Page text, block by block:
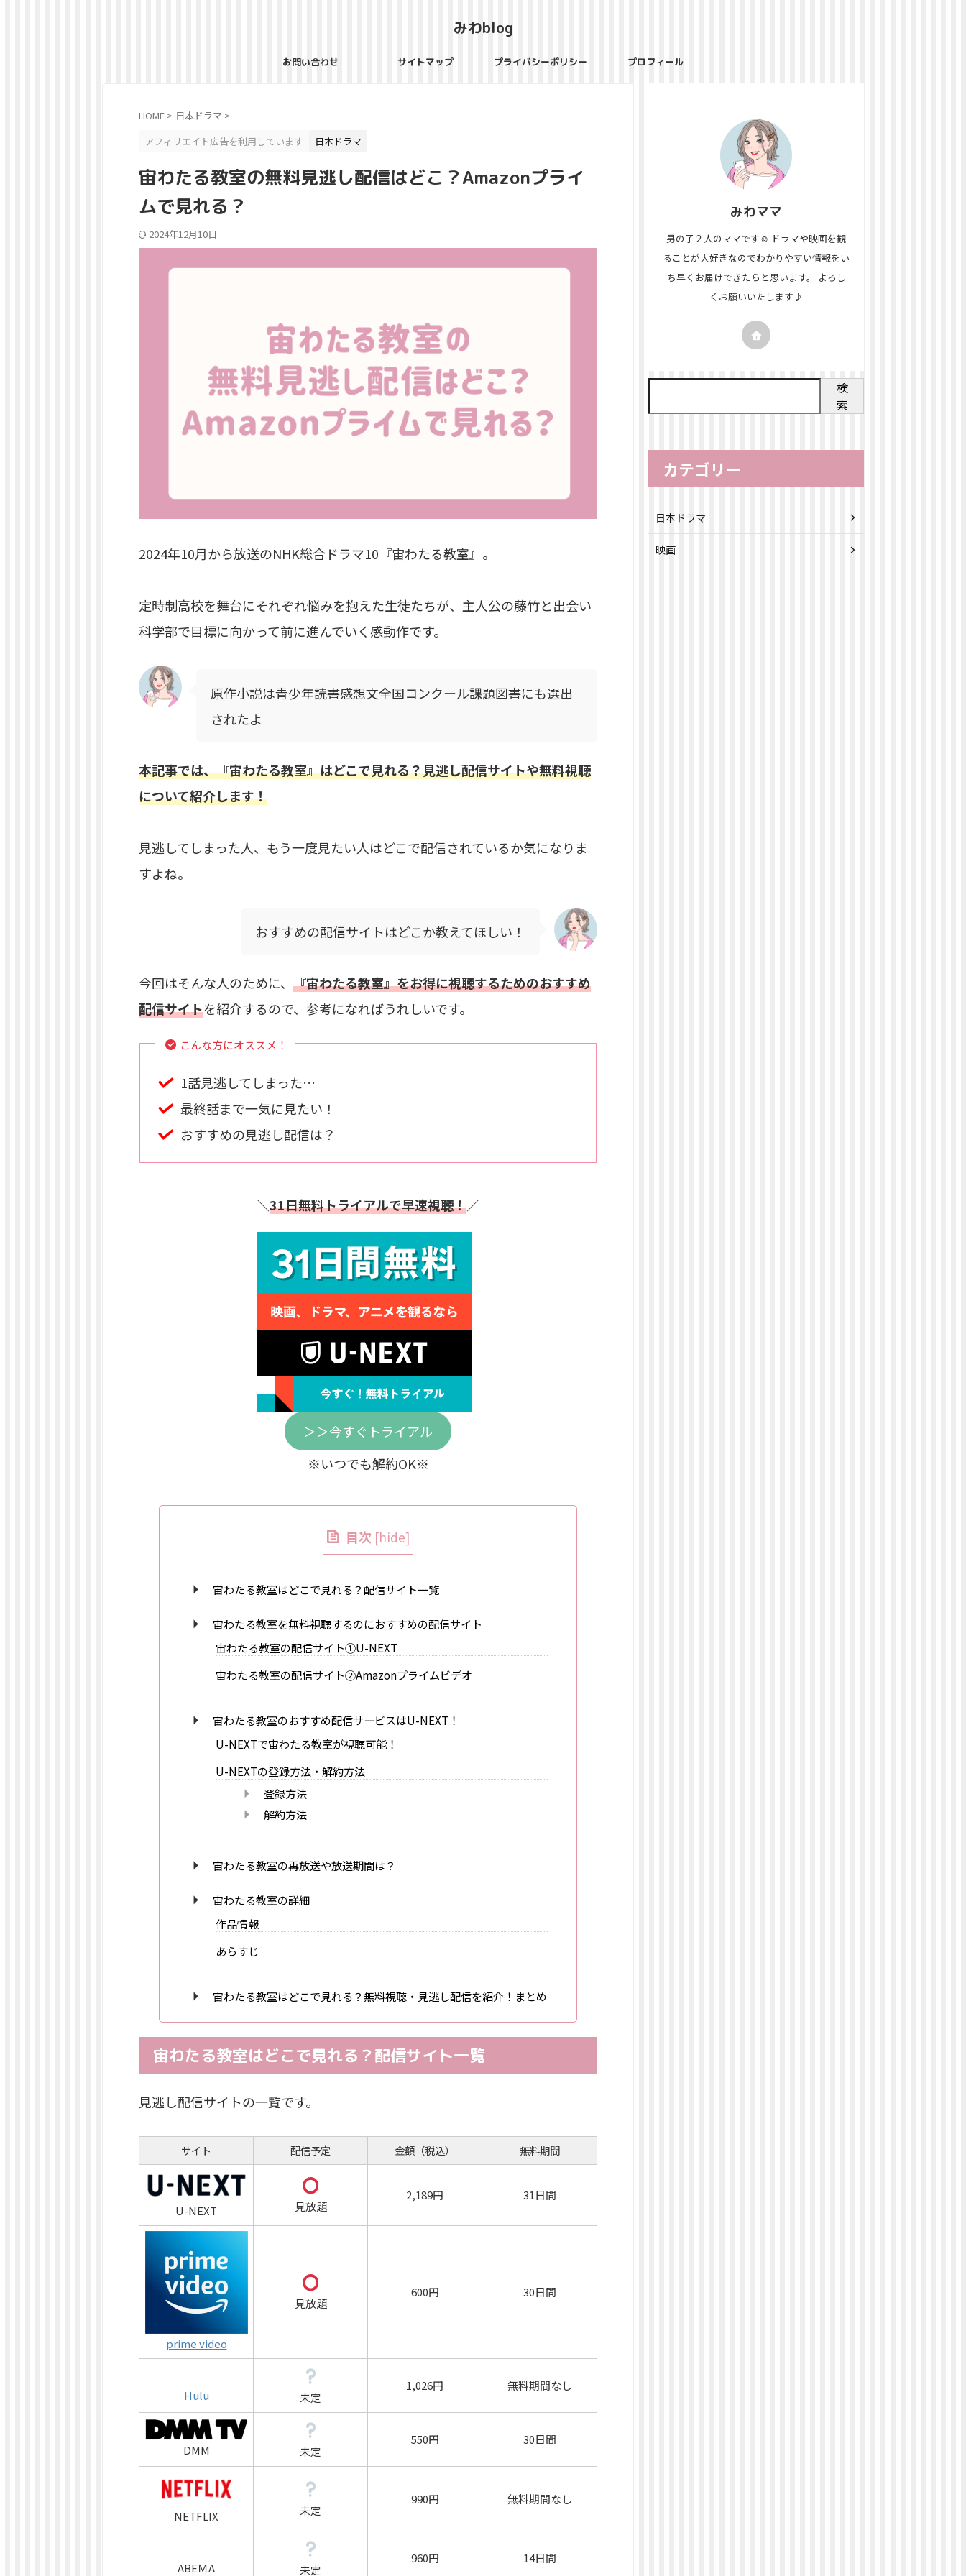
みわblog
お問い合わせ サイトマップ プライバシーポリシー プロフィール
HOME > 日本ドラマ >
アフィリエイト広告を利用しています
日本ドラマ
宙わたる教室の無料見逃し配信はどこ？Amazonプライ
ムで見れる？
2024年12月10日
2024年10月から放送のNHK総合ドラマ10『宙わたる教室』。
定時制高校を舞台にそれぞれ悩みを抱えた生徒たちが、主人公の藤竹と出会い
科学部で目標に向かって前に進んでいく感動作です。
原作小説は青少年読書感想文全国コンクール課題図書にも選出
されたよ
本記事では、『宙わたる教室』はどこで見れる？見逃し配信サイトや無料視聴
について紹介します！
見逃してしまった人、もう一度見たい人はどこで配信されているか気になりま
すよね。
おすすめの配信サイトはどこか教えてほしい！
今回はそんな人のために、 『宙わたる教室』をお得に視聴するためのおすすめ
配信サイトを紹介するので、参考になればうれしいです。
こんな方にオススメ！
1話見逃してしまった…
最終話まで一気に見たい！
おすすめの見逃し配信は？
＼31日無料トライアルで早速視聴！／
＞＞今すぐトライアル
※いつでも解約OK※
目次 [hide]
宙わたる教室はどこで見れる？配信サイト一覧
宙わたる教室を無料視聴するのにおすすめの配信サイト
宙わたる教室の配信サイト①U-NEXT
宙わたる教室の配信サイト②Amazonプライムビデオ
宙わたる教室のおすすめ配信サービスはU-NEXT！
U-NEXTで宙わたる教室が視聴可能！
U-NEXTの登録方法・解約方法
登録方法
解約方法
宙わたる教室の再放送や放送期間は？
宙わたる教室の詳細
作品情報
あらすじ
宙わたる教室はどこで見れる？無料視聴・見逃し配信を紹介！まとめ
宙わたる教室はどこで見れる？配信サイト一覧
見逃し配信サイトの一覧です。
サイト 配信予定 金額（税込） 無料期間
U-NEXT 見放題
2,189円 31日間
prime video
見放題
600円 30日間
Hulu 未定
1,026円 無料期間なし
DMM 未定
550円 30日間
NETFLIX 未定
990円 無料期間なし
ABEＭA 未定
960円 14日間
みわママ
男の子２人のママです☺ ドラマや映画を観
ることが大好きなのでわかりやすい情報をい
ち早くお届けできたらと思います。 よろし
くお願いいたします♪
検
索
カテゴリー
日本ドラマ
映画